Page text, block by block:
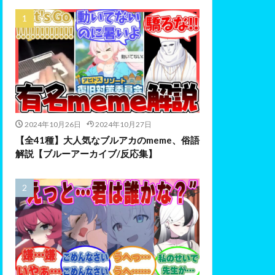
2024年10月26日 2024年10月27日
【全41種】大人気なブルアカのmeme、俗語
解説【ブルーアーカイブ/反応集】